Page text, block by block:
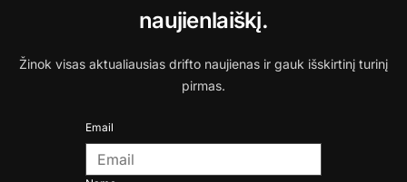
naujienlaiškį.
Žinok visas aktualiausias drifto naujienas ir gauk išskirtinį turinį
pirmas.
Email